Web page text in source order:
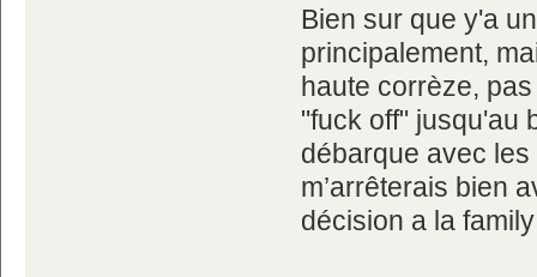
Bien sur que y'a
principalement,
haute corrèze,
"fuck off" jusqu'au
débarque avec
m’arrêterais bien
décision a la